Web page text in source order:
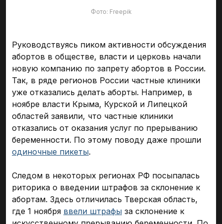
Фото: Freepik
Руководствуясь пиком активности обсуждения
абортов в обществе, власти и церковь начали
новую компанию по запрету абортов в России.
Так, в ряде регионов России частные клиники
уже отказались делать аборты. Например, в
ноябре власти Крыма, Курской и Липецкой
областей заявили, что частные клиники
отказались от оказания услуг по прерыванию
беременности. По этому поводу даже прошли
одиночные пикеты.
Следом в некоторых регионах РФ посыпалась
риторика о введении штрафов за склонение к
абортам. Здесь отличилась Тверская область,
где 1 ноября ввели штрафы за склонение к